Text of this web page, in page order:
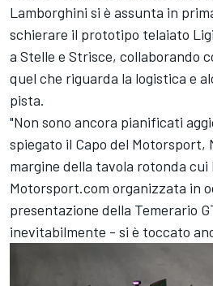
Lamborghini si è assunta in
schierare il prototipo telaiato
a Stelle e Strisce, collaborando
quel che riguarda la logistica e
pista.
"Non sono ancora pianificati
spiegato il Capo del Motorsport,
margine della tavola rotonda
Motorsport.com organizzata in
presentazione della Temerario
inevitabilmente - si è toccato